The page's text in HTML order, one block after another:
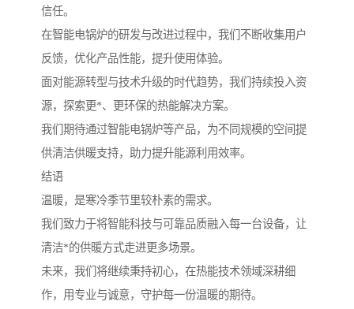
信任。
在智能电锅炉的研发与改进过程中，我们不断收集用户
反馈，优化产品性能，提升使用体验。
面对能源转型与技术升级的时代趋势，我们持续投入资
源，探索更*、更环保的热能解决方案。
我们期待通过智能电锅炉等产品，为不同规模的空间提
供清洁供暖支持，助力提升能源利用效率。
结语
温暖，是寒冷季节里较朴素的需求。
我们致力于将智能科技与可靠品质融入每一台设备，让
清洁*的供暖方式走进更多场景。
未来，我们将继续秉持初心，在热能技术领域深耕细
作，用专业与诚意，守护每一份温暖的期待。